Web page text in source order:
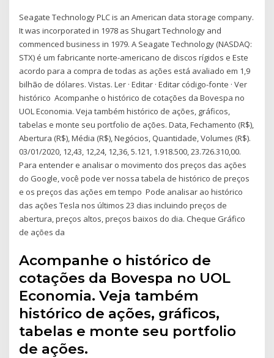
Seagate Technology PLC is an American data storage company.
It was incorporated in 1978 as Shugart Technology and
commenced business in 1979. A Seagate Technology (NASDAQ:
STX) é um fabricante norte-americano de discos rígidos e Este
acordo para a compra de todas as ações está avaliado em 1,9
bilhão de dólares. Vistas. Ler · Editar · Editar código-fonte · Ver
histórico Acompanhe o histórico de cotações da Bovespa no
UOL Economia. Veja também histórico de ações, gráficos,
tabelas e monte seu portfolio de ações. Data, Fechamento (R$),
Abertura (R$), Média (R$), Negócios, Quantidade, Volumes (R$).
03/01/2020, 12,43, 12,24, 12,36, 5.121, 1.918.500, 23.726.310,00.
Para entender e analisar o movimento dos preços das ações
do Google, você pode ver nossa tabela de histórico de preços
e os preços das ações em tempo Pode analisar ao histórico
das ações Tesla nos últimos 23 dias incluindo preços de
abertura, preços altos, preços baixos do dia. Cheque Gráfico
de ações da
Acompanhe o histórico de
cotações da Bovespa no UOL
Economia. Veja também
histórico de ações, gráficos,
tabelas e monte seu portfolio
de ações.